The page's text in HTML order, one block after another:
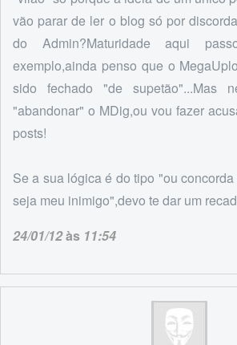
vão parar de ler o blog só por
do Admin?Maturidade aqui
exemplo,ainda penso que o
sido fechado "de supetão"...Mas
"abandonar" o MDig,ou vou fazer
posts!
Se a sua lógica é do tipo "ou
seja meu inimigo",devo te dar um
24/01/12às 11:54